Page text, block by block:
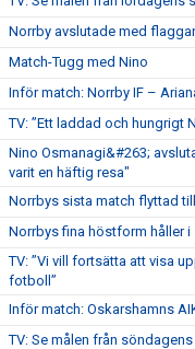
Norrby avslutade med
Match-Tugg med Nino
Inför match: Norrby IF –
TV: ”Ett laddad och hungrigt
Nino Osmanagi&#263;
varit en häftig resa"
Norrbys sista match flyttad
Norrbys fina höstform håller
TV: ”Vi vill fortsätta att visa
fotboll”
Inför match: Oskarshamns
TV: Se målen från